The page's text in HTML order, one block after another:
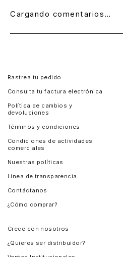
Cargando comentarios…
Rastrea tu pedido
Consulta tu factura electrónica
Política de cambios y
devoluciones
Términos y condiciones
Condiciones de actividades
comerciales
Nuestras políticas
Línea de transparencia
Contáctanos
¿Cómo comprar?
Crece con nosotros
¿Quieres ser distribuidor?